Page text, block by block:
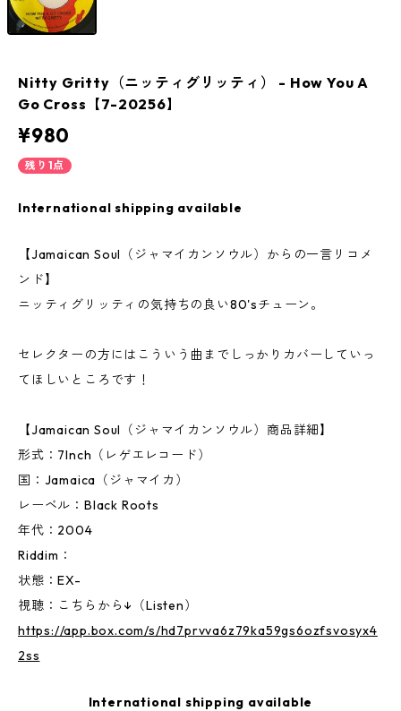
Nitty Gritty（ニッティグリッティ） - How You A
Go Cross【7-20256】
¥980
残り1点
International shipping available
【Jamaican Soul（ジャマイカンソウル）からの一言リコメ
ンド】
ニッティグリッティの気持ちの良い80'sチューン。
セレクターの方にはこういう曲までしっかりカバーしていっ
てほしいところです！
【Jamaican Soul（ジャマイカンソウル）商品詳細】
形式：7Inch（レゲエレコード）
国：Jamaica（ジャマイカ）
レーベル：Black Roots
年代：2004
Riddim：
状態：EX-
視聴：こちらから↓（Listen）
https://app.box.com/s/hd7prvva6z79ka59gs6ozfsvosyx4
2ss
International shipping available